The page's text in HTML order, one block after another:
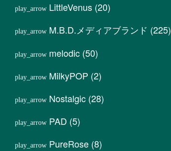
LittleVenus (20)
M.B.D.メディアブランド (225)
melodic (50)
MilkyPOP (2)
Nostalgic (28)
PAD (5)
PureRose (8)